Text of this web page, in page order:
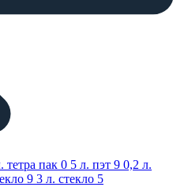
тетра пак 0 5 л. пэт 9 0,2 л.
9 3 л. стекло 5